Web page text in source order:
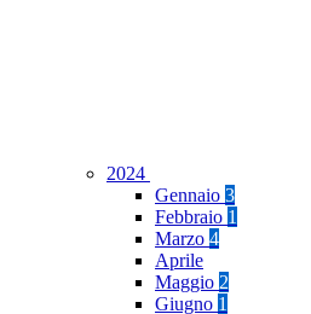
2024
Gennaio 3
Febbraio 1
Marzo 4
Aprile
Maggio 2
Giugno 1